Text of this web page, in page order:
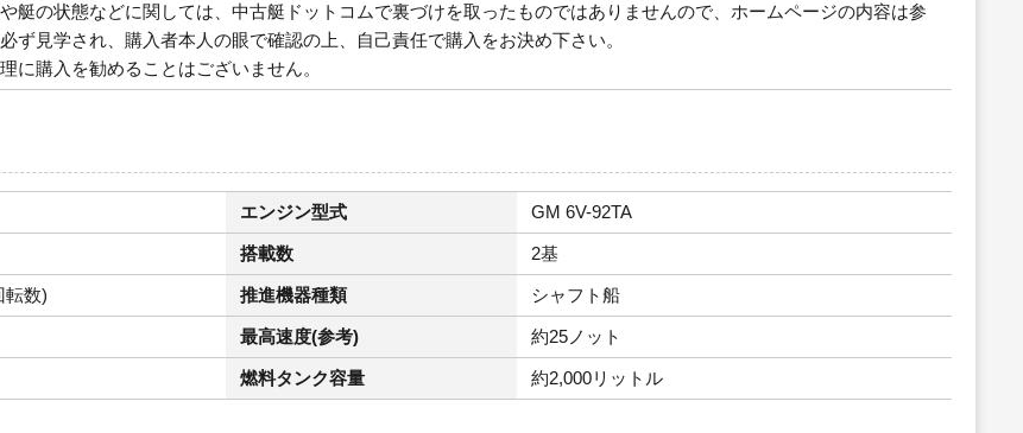
艇の状態などに関しては、中古艇ドットコムで裏づけを取ったものではありませんので、ホームページの内容は参
ず見学され、購入者本人の眼で確認の上、自己責任で購入をお決め下さい。
に購入を勧めることはございません。
エンジン型式 GM 6V-92TA
搭載数 2基
数) 推進機器種類 シャフト船
最高速度(参考) 約25ノット
燃料タンク容量 約2,000リットル